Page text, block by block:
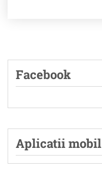
Facebook
Aplicatii mobil